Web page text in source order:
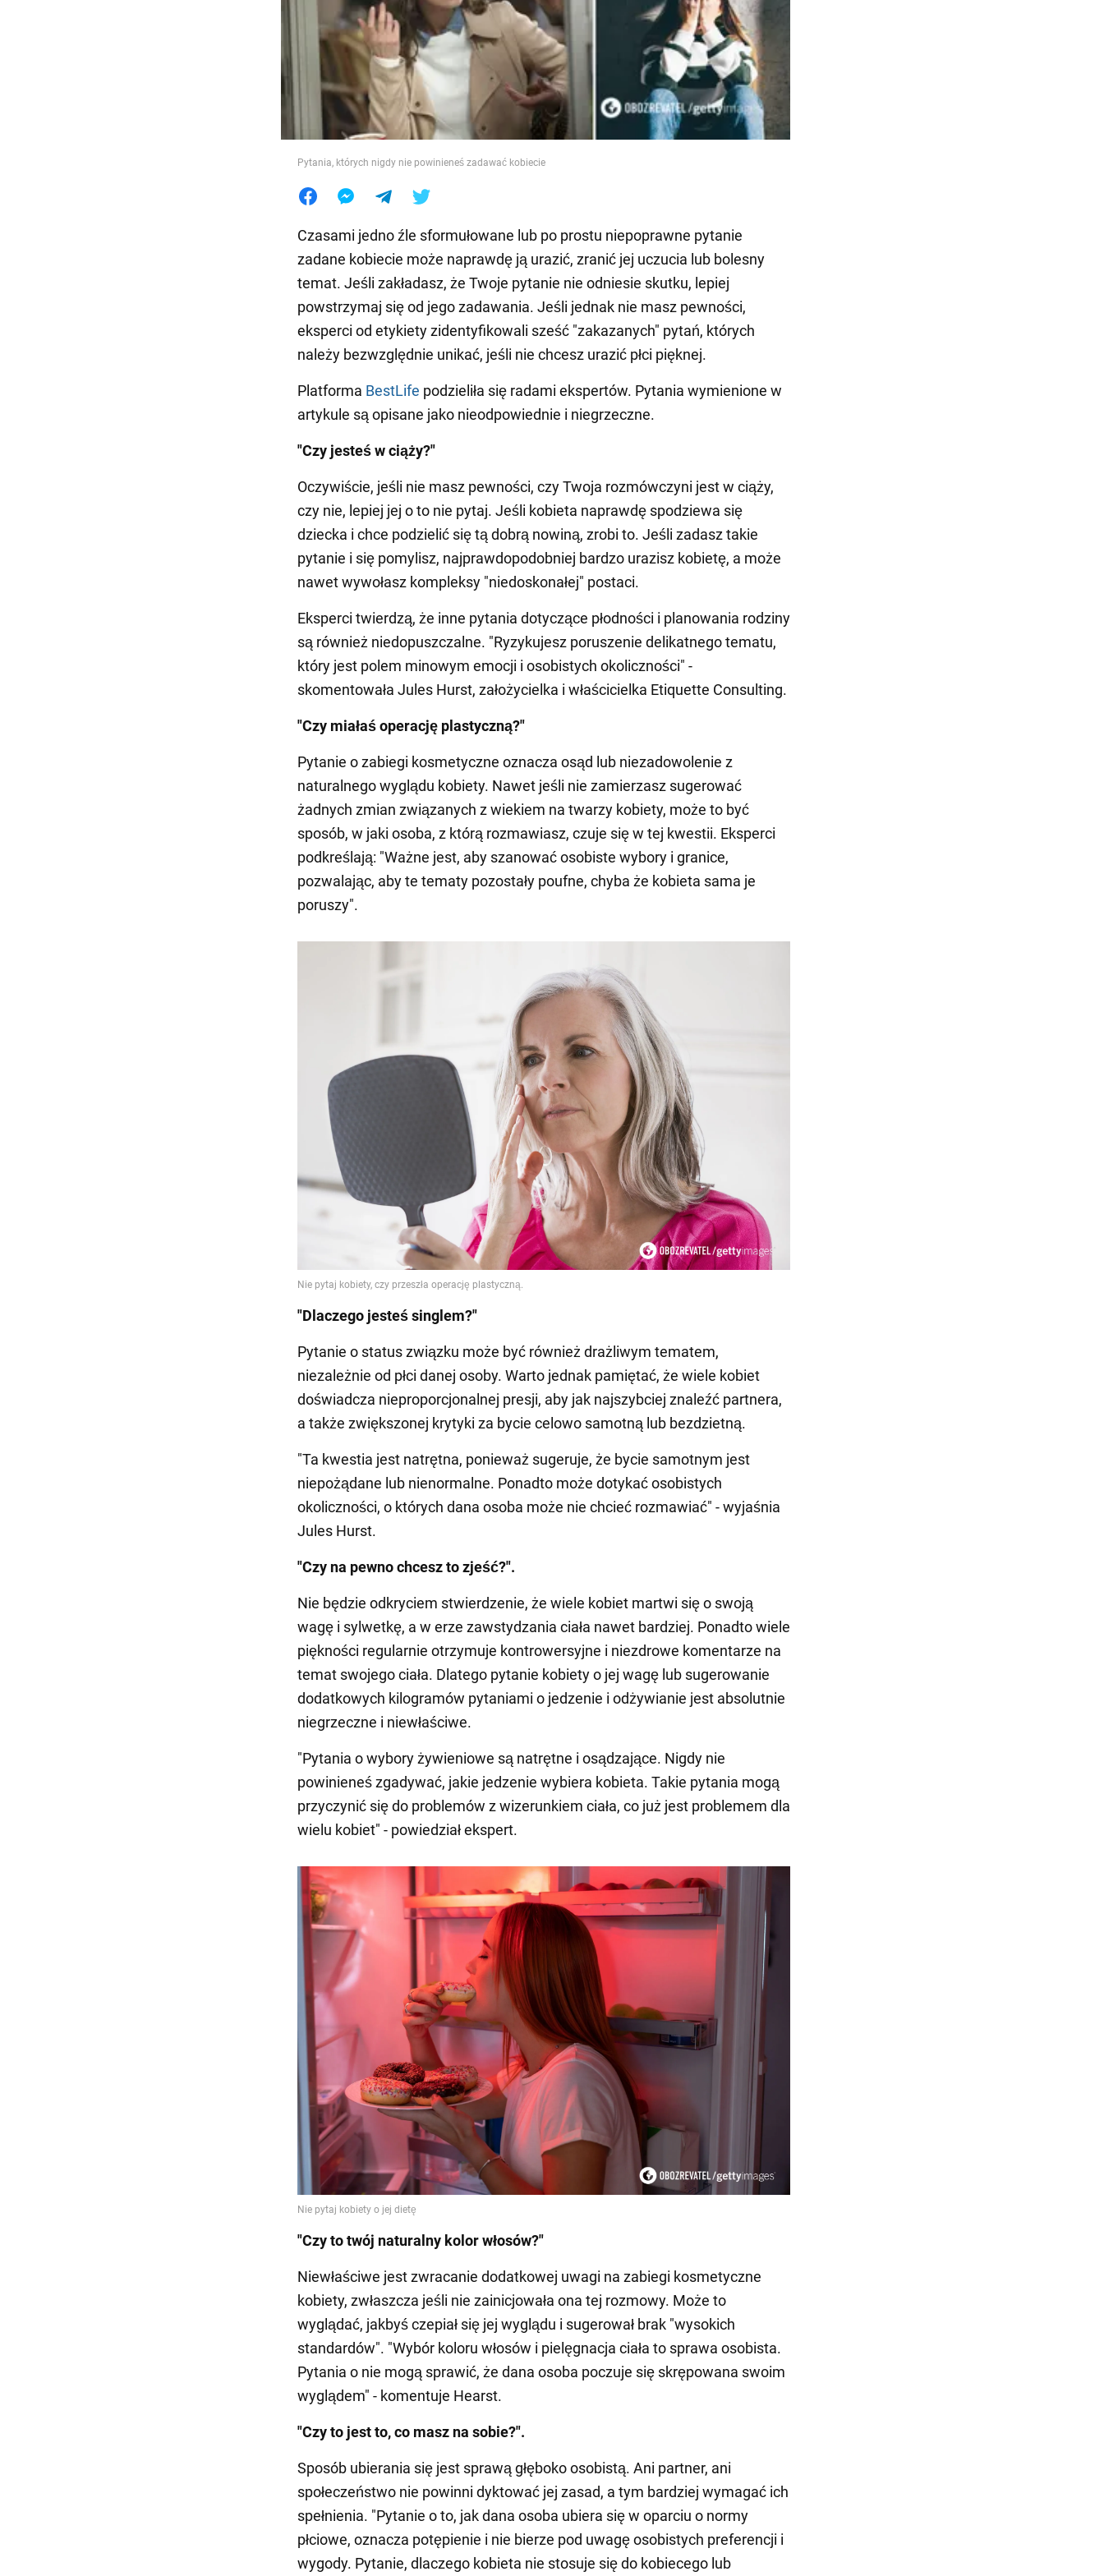
Jedzenie
Pytania, których nigdy nie powinieneś zadawać kobiecie
Czasami jedno źle sformułowane lub po prostu niepoprawne pytanie
zadane kobiecie może naprawdę ją urazić, zranić jej uczucia lub bolesny
temat. Jeśli zakładasz, że Twoje pytanie nie odniesie skutku, lepiej
powstrzymaj się od jego zadawania. Jeśli jednak nie masz pewności,
eksperci od etykiety zidentyfikowali sześć "zakazanych" pytań, których
należy bezwzględnie unikać, jeśli nie chcesz urazić płci pięknej.
Platforma BestLife podzieliła się radami ekspertów. Pytania wymienione w
artykule są opisane jako nieodpowiednie i niegrzeczne.
"Czy jesteś w ciąży?"
Oczywiście, jeśli nie masz pewności, czy Twoja rozmówczyni jest w ciąży,
czy nie, lepiej jej o to nie pytaj. Jeśli kobieta naprawdę spodziewa się
dziecka i chce podzielić się tą dobrą nowiną, zrobi to. Jeśli zadasz takie
pytanie i się pomylisz, najprawdopodobniej bardzo urazisz kobietę, a może
nawet wywołasz kompleksy "niedoskonałej" postaci.
Eksperci twierdzą, że inne pytania dotyczące płodności i planowania rodziny
są również niedopuszczalne. "Ryzykujesz poruszenie delikatnego tematu,
który jest polem minowym emocji i osobistych okoliczności" -
skomentowała Jules Hurst, założycielka i właścicielka Etiquette Consulting.
"Czy miałaś operację plastyczną?"
Pytanie o zabiegi kosmetyczne oznacza osąd lub niezadowolenie z
naturalnego wyglądu kobiety. Nawet jeśli nie zamierzasz sugerować
żadnych zmian związanych z wiekiem na twarzy kobiety, może to być
sposób, w jaki osoba, z którą rozmawiasz, czuje się w tej kwestii. Eksperci
podkreślają: "Ważne jest, aby szanować osobiste wybory i granice,
pozwalając, aby te tematy pozostały poufne, chyba że kobieta sama je
poruszy".
"Dlaczego jesteś singlem?"
Pytanie o status związku może być również drażliwym tematem,
niezależnie od płci danej osoby. Warto jednak pamiętać, że wiele kobiet
doświadcza nieproporcjonalnej presji, aby jak najszybciej znaleźć partnera,
a także zwiększonej krytyki za bycie celowo samotną lub bezdzietną.
"Ta kwestia jest natrętna, ponieważ sugeruje, że bycie samotnym jest
niepożądane lub nienormalne. Ponadto może dotykać osobistych
okoliczności, o których dana osoba może nie chcieć rozmawiać" - wyjaśnia
Jules Hurst.
"Czy na pewno chcesz to zjeść?".
Nie będzie odkryciem stwierdzenie, że wiele kobiet martwi się o swoją
wagę i sylwetkę, a w erze zawstydzania ciała nawet bardziej. Ponadto wiele
piękności regularnie otrzymuje kontrowersyjne i niezdrowe komentarze na
temat swojego ciała. Dlatego pytanie kobiety o jej wagę lub sugerowanie
dodatkowych kilogramów pytaniami o jedzenie i odżywianie jest absolutnie
niegrzeczne i niewłaściwe.
"Pytania o wybory żywieniowe są natrętne i osądzające. Nigdy nie
powinieneś zgadywać, jakie jedzenie wybiera kobieta. Takie pytania mogą
przyczynić się do problemów z wizerunkiem ciała, co już jest problemem dla
wielu kobiet" - powiedział ekspert.
"Czy to twój naturalny kolor włosów?"
Niewłaściwe jest zwracanie dodatkowej uwagi na zabiegi kosmetyczne
kobiety, zwłaszcza jeśli nie zainicjowała ona tej rozmowy. Może to
wyglądać, jakbyś czepiał się jej wyglądu i sugerował brak "wysokich
standardów". "Wybór koloru włosów i pielęgnacja ciała to sprawa osobista.
Pytania o nie mogą sprawić, że dana osoba poczuje się skrępowana swoim
wyglądem" - komentuje Hearst.
"Czy to jest to, co masz na sobie?".
Sposób ubierania się jest sprawą głęboko osobistą. Ani partner, ani
społeczeństwo nie powinni dyktować jej zasad, a tym bardziej wymagać ich
spełnienia. "Pytanie o to, jak dana osoba ubiera się w oparciu o normy
płciowe, oznacza potępienie i nie bierze pod uwagę osobistych preferencji i
wygody. Pytanie, dlaczego kobieta nie stosuje się do kobiecego lub